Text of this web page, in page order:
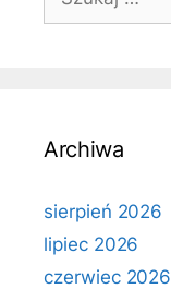
Archiwa
sierpień 2026
lipiec 2026
czerwiec 2026